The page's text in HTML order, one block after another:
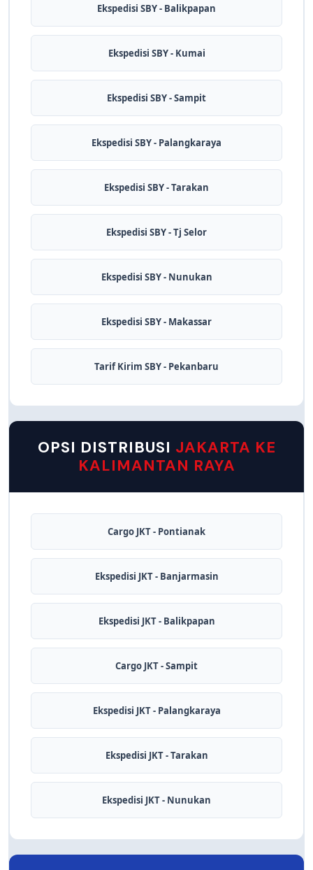
Ekspedisi SBY - Balikpapan
Ekspedisi SBY - Kumai
Ekspedisi SBY - Sampit
Ekspedisi SBY - Palangkaraya
Ekspedisi SBY - Tarakan
Ekspedisi SBY - Tj Selor
Ekspedisi SBY - Nunukan
Ekspedisi SBY - Makassar
Tarif Kirim SBY - Pekanbaru
OPSI DISTRIBUSI JAKARTA KE
KALIMANTAN RAYA
Cargo JKT - Pontianak
Ekspedisi JKT - Banjarmasin
Ekspedisi JKT - Balikpapan
Cargo JKT - Sampit
Ekspedisi JKT - Palangkaraya
Ekspedisi JKT - Tarakan
Ekspedisi JKT - Nunukan